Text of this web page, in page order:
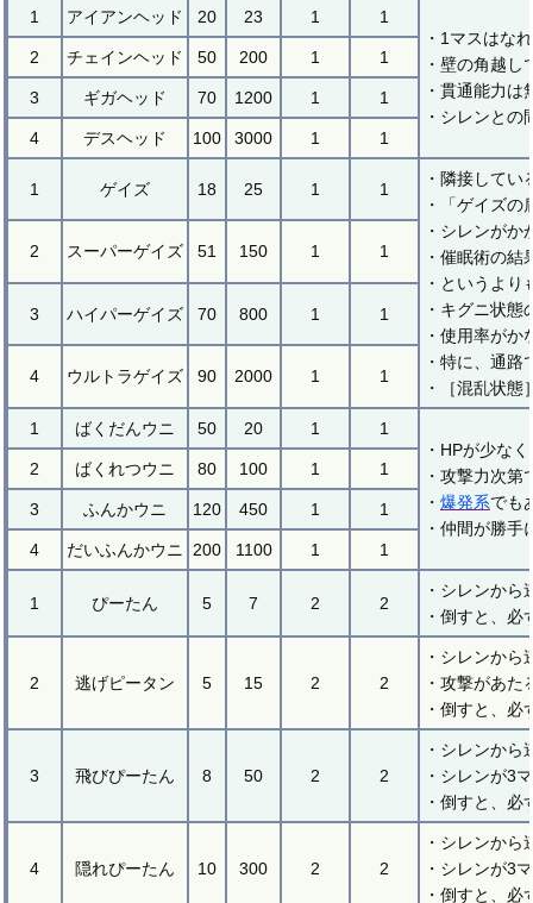
1 アイアンヘッド 20 23 1
1
・1マスはな
・壁の角越し
・貫通能力は
・シレンとの
2 チェインヘッド 50 200 1 1
3 ギガヘッド 70 1200 1 1
4 デスヘッド 100 3000 1 1
1 ゲイズ 18 25 1 1
・隣接して
・「ゲイズ
・シレンが
・催眠術の
・というよ
・キグニ状
・使用率が
・特に、通
・［混乱状
2 スーパーゲイズ 51 150 1 1
3 ハイパーゲイズ 70 800 1 1
4 ウルトラゲイズ 90 2000 1 1
1 ばくだんウニ 50 20 1
1
・HPが少な
・攻撃力次
・ 爆発系でも
・仲間が勝
2 ばくれつウニ 80 100 1 1
3 ふんかウニ 120 450 1 1
4 だいふんかウニ 200 1100 1 1
1 ぴーたん 5 7 2 2
・シレンから
・倒すと、
2 逃げピータン 5 15 2 2
・シレンから
・攻撃があた
・倒すと、
3 飛びぴーたん 8 50 2 2
・シレンから
・シレンが3
・倒すと、必
4 隠れぴーたん 10 300 2 2
・シレンから
・シレンが3
・倒すと、必